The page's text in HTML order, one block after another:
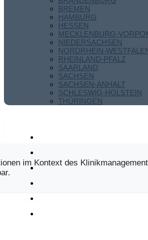
BREMEN
HAMBURG
HESSEN
MECKLENBURG-
NIEDERSACHSEN
NORDRHEIN-
RHEINLAND-PFALZ
SAARLAND
SACHSEN
SACHSEN-ANHALT
SCHLESWIG-HOLSTEIN
THÜRINGEN
im Kontext des